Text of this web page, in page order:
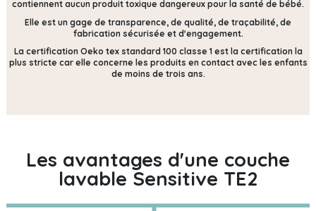
contiennent aucun produit toxique dangereux pour la santé de bébé.
Elle est un gage de transparence, de qualité, de traçabilité, de
fabrication sécurisée et d'engagement.
La certification Oeko tex standard 100 classe 1 est la certification la
plus stricte car elle concerne les produits en contact avec les enfants
de moins de trois ans.
Les avantages d'une couche
lavable Sensitive TE2